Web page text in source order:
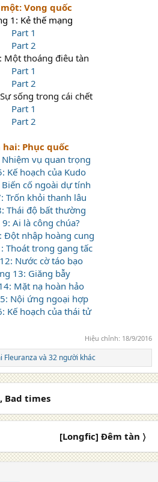
Vong quốc
1: Kẻ thế mạng
Part 1
Part 2
Một thoáng điêu tàn
Part 1
Part 2
sống trong cái chết
Part 1
Part 2
hai: Phục quốc
vụ quan trọng
Kế hoạch của Kudo
cố ngoài dự tính
Trốn khỏi thanh lâu
Thái độ bất thường
Ai là công chúa?
Đột nhập hoàng cung
Thoát trong gang tấc
Nước cờ táo bạo
13: Giăng bẫy
Mặt nạ hoàn hảo
Nội ứng ngoại hợp
Kế hoạch của thái tử
Hiệu chỉnh: 18/9/2016
Fleuranza và 32 người khác
Bad times
[Longfic] Đêm tàn 〉